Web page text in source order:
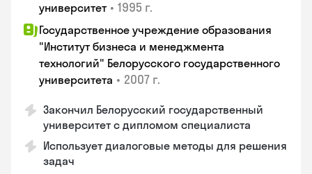
университет • 1995 г.
Государственное учреждение образования
"Институт бизнеса и менеджмента
технологий" Белорусского государственного
университета • 2007 г.
Закончил Белорусский государственный
университет с дипломом специалиста
Использует диалоговые методы для решения
задач